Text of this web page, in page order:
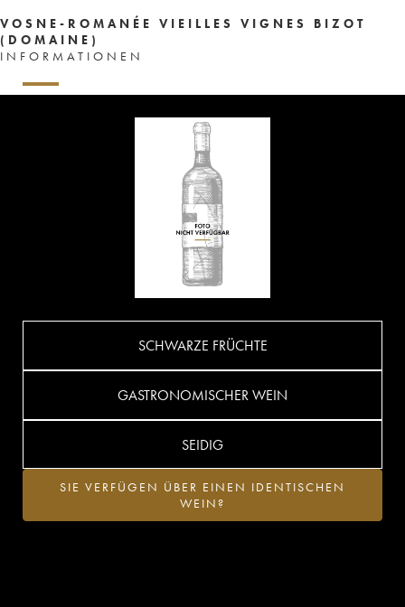
VOSNE-ROMANÉE VIEILLES VIGNES BIZOT
(DOMAINE)
INFORMATIONEN
SCHWARZE FRÜCHTE
GASTRONOMISCHER WEIN
SEIDIG
SIE VERFÜGEN ÜBER EINEN IDENTISCHEN
WEIN?